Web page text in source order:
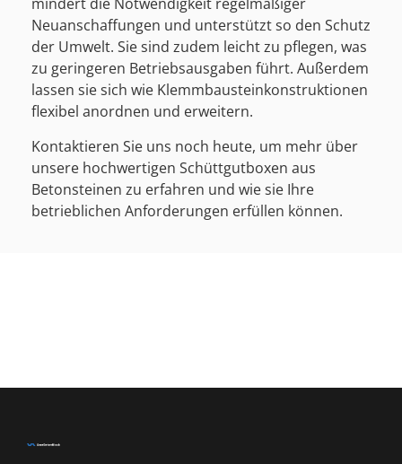
Neuanschaffungen und unterstützt so den Schutz
der Umwelt. Sie sind zudem leicht zu pflegen, was
zu geringeren Betriebsausgaben führt. Außerdem
lassen sie sich wie Klemmbausteinkonstruktionen
flexibel anordnen und erweitern.
Kontaktieren Sie uns noch heute, um mehr über
unsere hochwertigen Schüttgutboxen aus
Betonsteinen zu erfahren und wie sie Ihre
betrieblichen Anforderungen erfüllen können.